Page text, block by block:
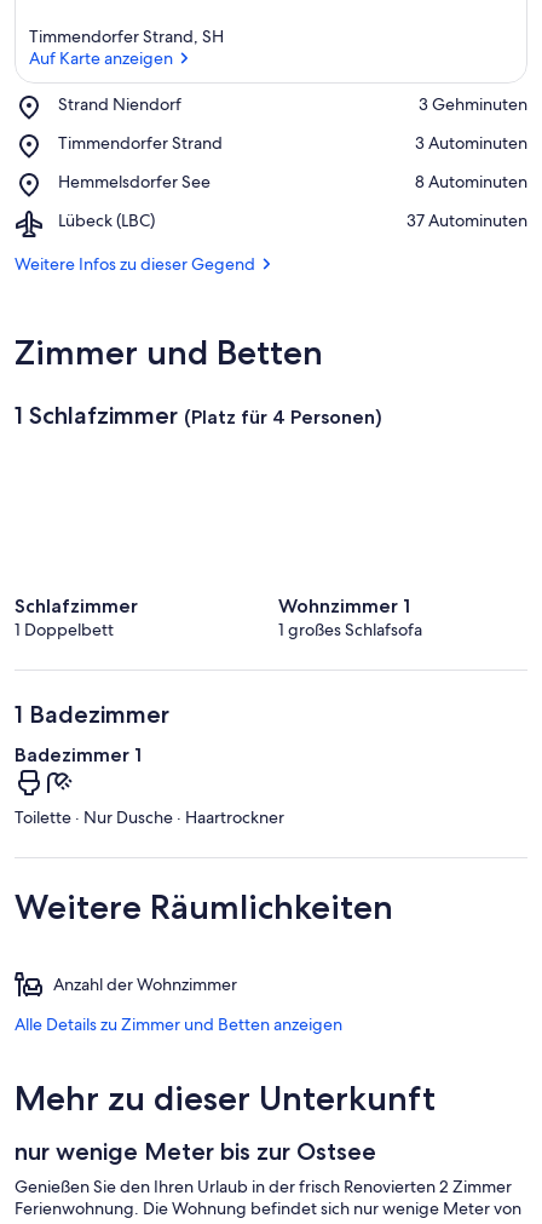
Timmendorfer Strand, SH
Auf Karte anzeigen
Strand Niendorf
Place,
Niendorf
‪3 Gehminuten‬
Timmendorfer Strand
Place,
Strand
‪3 Autominuten‬
Hemmelsdorfer See
Place,
See
‪8 Autominuten‬
Lübeck (LBC)
Airport,
(LBC)
‪37 Autominuten‬
Weitere Infos zu dieser Gegend
Zimmer und Betten
1 Schlafzimmer (Platz für 4 Personen)
Schlafzimmer
1 Doppelbett
Wohnzimmer 1
1 großes Schlafsofa
1 Badezimmer
Badezimmer 1
Toilette · Nur Dusche · Haartrockner
Weitere Räumlichkeiten
Anzahl der Wohnzimmer
Alle Details zu Zimmer und Betten anzeigen
Mehr zu dieser Unterkunft
nur wenige Meter bis zur Ostsee
Genießen Sie den Ihren Urlaub in der frisch Renovierten 2 Zimmer
Ferienwohnung. Die Wohnung befindet sich nur wenige Meter von